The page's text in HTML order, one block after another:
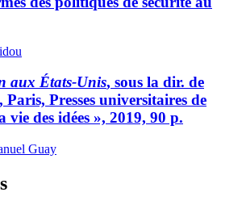
aux États-Unis, sous la dir. de
Paris, Presses universitaires de
vie des idées », 2019, 90 p.
Guay